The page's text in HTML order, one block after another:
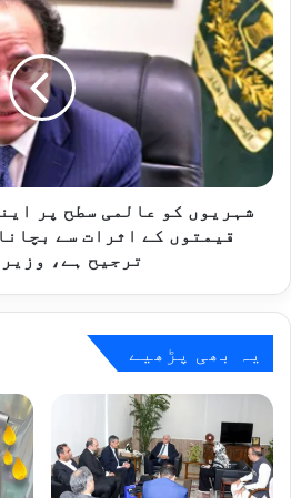
پر
زور
کو
عالمی
سطح
پر
ایندھن
کی
ہوئی
قیمتوں
اوّلین
ترجیح
وزیر
خزانہ
شہریوں کو عالمی سطح پر
قیمتوں کے اثرات سے
ترجیح ہے،
یہ بھی پڑھیے